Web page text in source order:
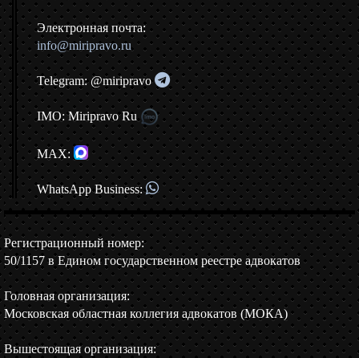
Электронная почта:
info@miripravo.ru
Telegram: @miripravo
IMO: Miripravo Ru
MAX:
WhatsApp Business:
Регистрационный номер:
50/1157 в Едином государственном реестре адвокатов
Головная организация:
Московская областная коллегия адвокатов (МОКА)
Вышестоящая организация: